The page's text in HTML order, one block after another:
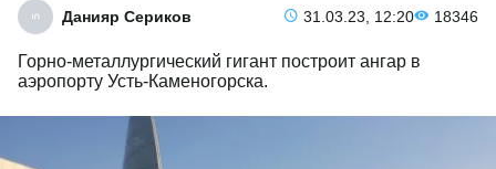
Данияр Сериков 31.03.23, 12:20 18346
Горно-металлургический гигант построит ангар в
аэропорту Усть-Каменогорска.